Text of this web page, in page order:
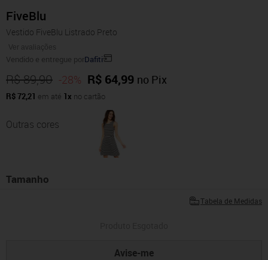
FiveBlu
Vestido FiveBlu Listrado Preto
Ver avaliações
Vendido e entregue porDafiti
R$ 89,90 -28% R$ 64,99 no Pix
R$ 72,21 em até 1x no cartão
Outras cores
Tamanho
Tabela de Medidas
Avise-me